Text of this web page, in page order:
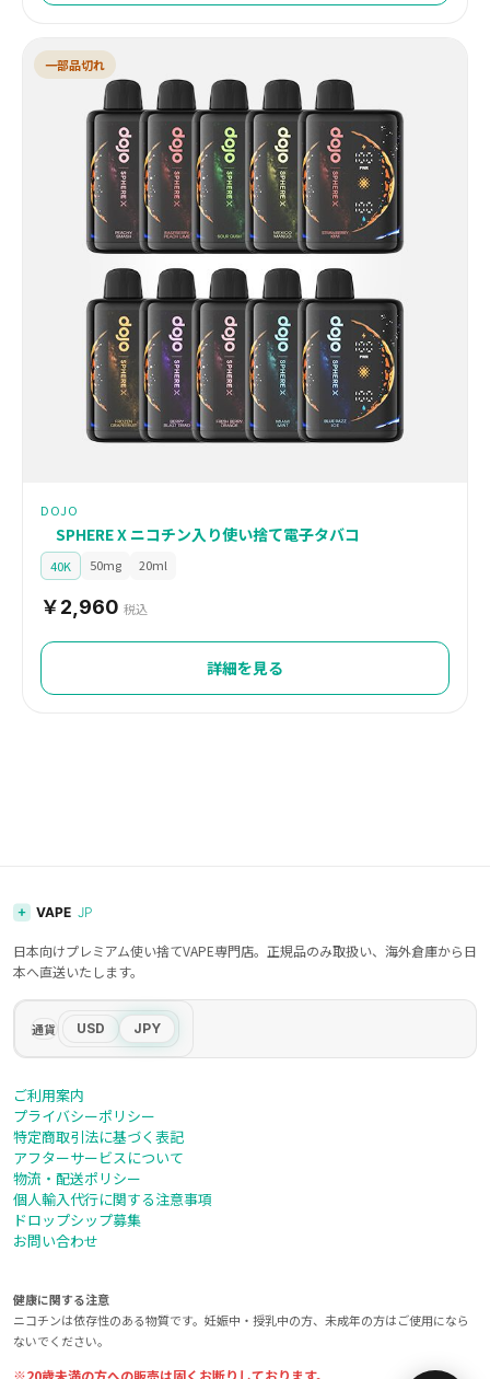
一部品切れ
DOJO
SPHERE X ニコチン入り使い捨て電子タバコ
40K 50mg 20ml
￥2,960 税込
詳細を見る
日本向けプレミアム使い捨てVAPE専門店。正規品のみ取扱い、海外倉庫から日
本へ直送いたします。
通貨 USD JPY
ご利用案内
プライバシーポリシー
特定商取引法に基づく表記
アフターサービスについて
物流・配送ポリシー
個人輸入代行に関する注意事項
ドロップシップ募集
お問い合わせ
健康に関する注意
ニコチンは依存性のある物質です。妊娠中・授乳中の方、未成年の方はご使用になら
ないでください。
※20歳未満の方への販売は固くお断りしております。